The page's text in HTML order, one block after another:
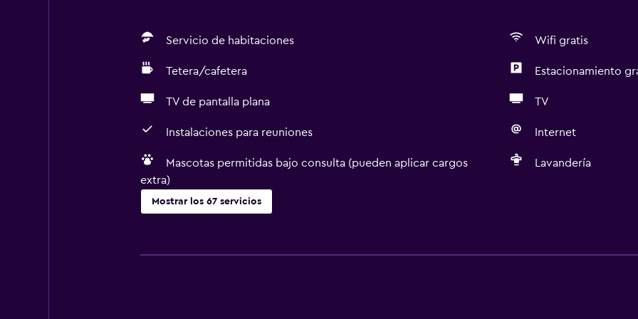
Servicio de habitaciones Wifi gratis
Tetera/cafetera Estacionamiento
TV de pantalla plana TV
Instalaciones para reuniones Internet
Mascotas permitidas bajo consulta (pueden aplicar cargos
extra)
Lavandería
Mostrar los 67 servicios
Ventana
Wifi gratis